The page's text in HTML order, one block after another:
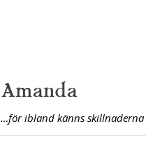
Amanda
…för ibland känns skillnaderna